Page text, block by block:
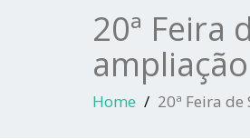
20ª Feira
Home 20ª Feira